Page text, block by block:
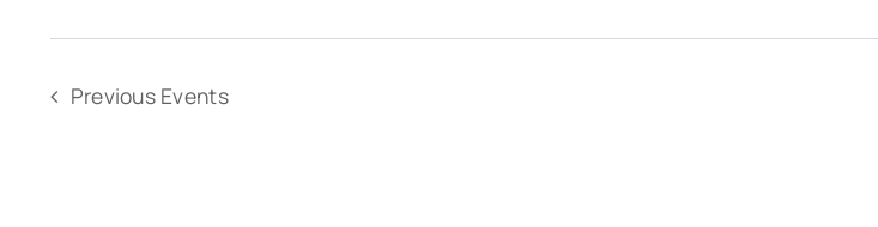
Previous Events